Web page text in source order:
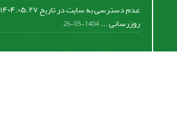
روزرسانی ...1404-05-26